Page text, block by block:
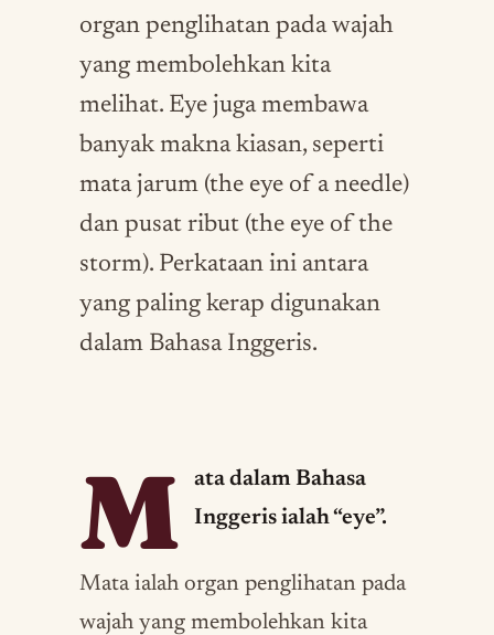
organ penglihatan pada wajah
yang membolehkan kita
melihat. Eye juga membawa
banyak makna kiasan, seperti
mata jarum (the eye of a needle)
dan pusat ribut (the eye of the
storm). Perkataan ini antara
yang paling kerap digunakan
dalam Bahasa Inggeris.
M
ata dalam Bahasa
Inggeris ialah “eye”.
Mata ialah organ penglihatan pada
wajah yang membolehkan kita